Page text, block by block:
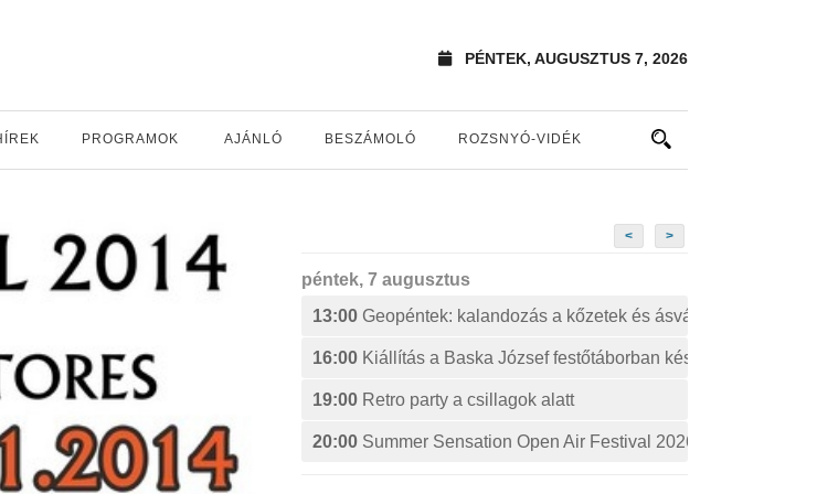
PÉNTEK, AUGUSZTUS 7, 2026
PROGRAMOK AJÁNLÓ BESZÁMOLÓ ROZSNYÓ-VIDÉK
< >
péntek, 7 augusztus
13:00 Geopéntek: kalandozás a kőzetek és ásványok izgalmas
16:00 Kiállítás a Baska József festőtáborban készült művekből
19:00 Retro party a csillagok alatt
20:00 Summer Sensation Open Air Festival 2026: